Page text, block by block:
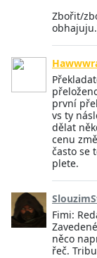
Zbořit/
první
vs ty
dělat
cenu
často se
plete.
Fimi:
něco
řeč.